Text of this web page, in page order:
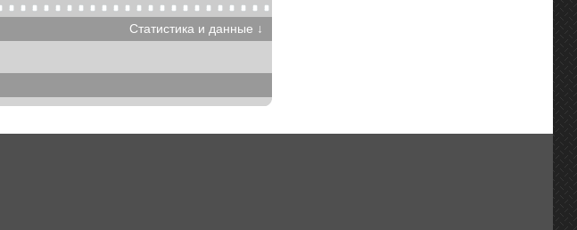
01:53
Enjoykin - Котщик
Статистика и данные ↓